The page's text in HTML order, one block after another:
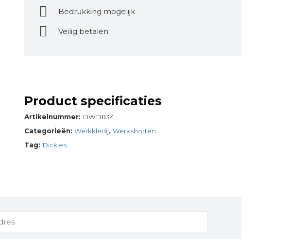
Bedrukking mogelijk
Veilig betalen
Product specificaties
Artikelnummer: DWD834
Categorieën: Werkkledij, Werkshorten
Tag: Dickies